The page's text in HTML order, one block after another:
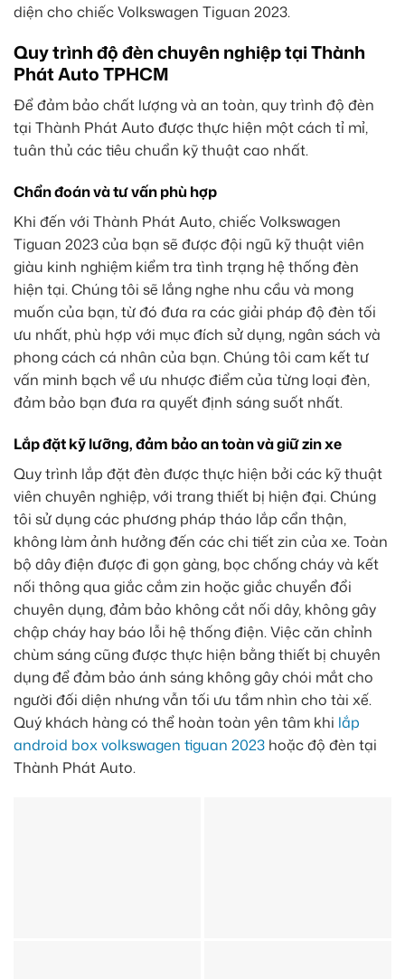
diện cho chiếc Volkswagen Tiguan 2023.
Quy trình độ đèn chuyên nghiệp tại Thành
Phát Auto TPHCM
Để đảm bảo chất lượng và an toàn, quy trình độ đèn
tại Thành Phát Auto được thực hiện một cách tỉ mỉ,
tuân thủ các tiêu chuẩn kỹ thuật cao nhất.
Chẩn đoán và tư vấn phù hợp
Khi đến với Thành Phát Auto, chiếc Volkswagen
Tiguan 2023 của bạn sẽ được đội ngũ kỹ thuật viên
giàu kinh nghiệm kiểm tra tình trạng hệ thống đèn
hiện tại. Chúng tôi sẽ lắng nghe nhu cầu và mong
muốn của bạn, từ đó đưa ra các giải pháp độ đèn tối
ưu nhất, phù hợp với mục đích sử dụng, ngân sách và
phong cách cá nhân của bạn. Chúng tôi cam kết tư
vấn minh bạch về ưu nhược điểm của từng loại đèn,
đảm bảo bạn đưa ra quyết định sáng suốt nhất.
Lắp đặt kỹ lưỡng, đảm bảo an toàn và giữ zin xe
Quy trình lắp đặt đèn được thực hiện bởi các kỹ thuật
viên chuyên nghiệp, với trang thiết bị hiện đại. Chúng
tôi sử dụng các phương pháp tháo lắp cẩn thận,
không làm ảnh hưởng đến các chi tiết zin của xe. Toàn
bộ dây điện được đi gọn gàng, bọc chống cháy và kết
nối thông qua giắc cắm zin hoặc giắc chuyển đổi
chuyên dụng, đảm bảo không cắt nối dây, không gây
chập cháy hay báo lỗi hệ thống điện. Việc căn chỉnh
chùm sáng cũng được thực hiện bằng thiết bị chuyên
dụng để đảm bảo ánh sáng không gây chói mắt cho
người đối diện nhưng vẫn tối ưu tầm nhìn cho tài xế.
Quý khách hàng có thể hoàn toàn yên tâm khi lắp
android box volkswagen tiguan 2023 hoặc độ đèn tại
Thành Phát Auto.